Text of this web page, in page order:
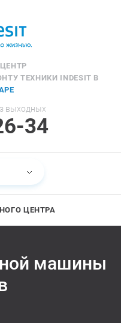
ТЕХНИКИ INDESIT В
выходных
34
ЦЕНТРА
машины